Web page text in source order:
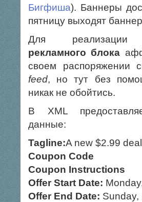
Бигфиша). Баннеры
пятницу выходят
Для
рекламного блока
своем распоряжении
feed, но тут без
никак не обойтись.
В XML
данные:
Tagline:A new $2.99
Coupon Code
Coupon Instructions
Offer Start Date:
Offer End Date: Sunday,